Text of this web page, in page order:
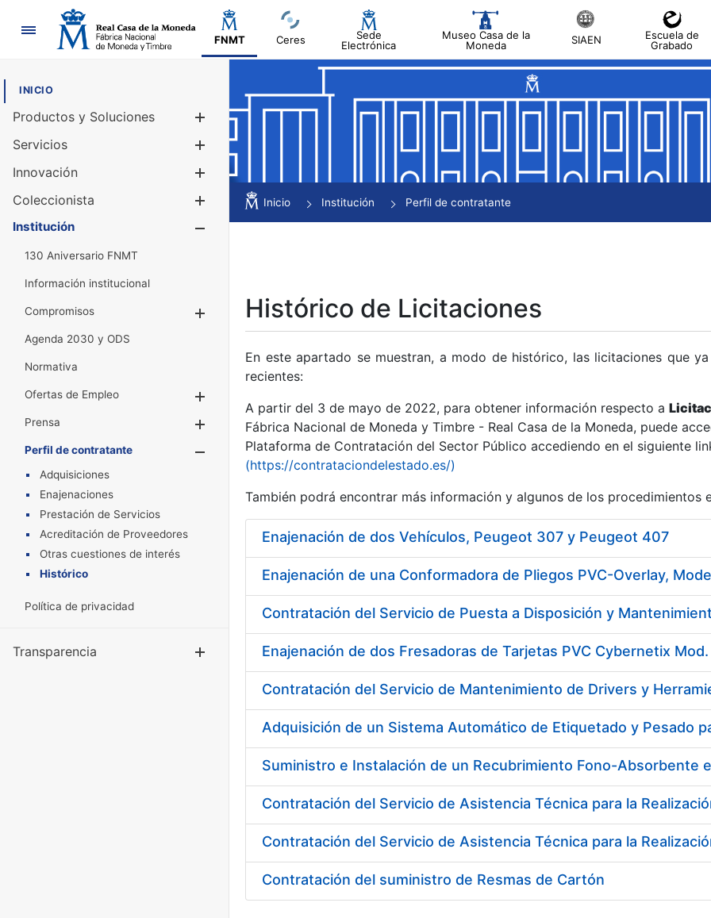
Navegación
FNMT Ceres
Sede
Electrónica
Museo Casa de la
Moneda
SIAEN
Escuela de
Grabado
INICIO
Productos y Soluciones
Mostrar/Ocultar
Servicios
Innovación
Coleccionista
Mostrar/Ocultar
Institución
130 Aniversario FNMT
Información institucional
Compromisos
Mostrar/Ocultar
Agenda 2030 y ODS
Normativa
Ofertas de Empleo
Prensa
Mostrar/Ocultar
Perfil de contratante
Mostrar/Ocultar
Adquisiciones
Enajenaciones
Prestación de Servicios
Acreditación de Proveedores
Otras cuestiones de interés
Histórico
Política de privacidad
Transparencia Mostrar/Ocultar
Inicio Institución Perfil de contratante
Histórico de Licitaciones
En este apartado se muestran, a modo de histórico, las licitaciones que
recientes:
A partir del 3 de mayo de 2022, para obtener información respecto a
Fábrica Nacional de Moneda y Timbre - Real Casa de la Moneda, puede
Plataforma de Contratación del Sector Público accediendo en el siguiente
(https://contrataciondelestado.es/)
También podrá encontrar más información y algunos de los procedimientos
Enajenación de dos Vehículos, Peugeot 307 y Peugeot 407
Enajenación de una Conformadora de Pliegos PVC-Overlay,
Enajenación de dos Fresadoras de Tarjetas PVC Cybernetix
Contratación del Servicio de Mantenimiento de Drivers y
Adquisición de un Sistema Automático de Etiquetado y Pesado
Suministro e Instalación de un Recubrimiento Fono-Absorbente
Contratación del suministro de Resmas de Cartón